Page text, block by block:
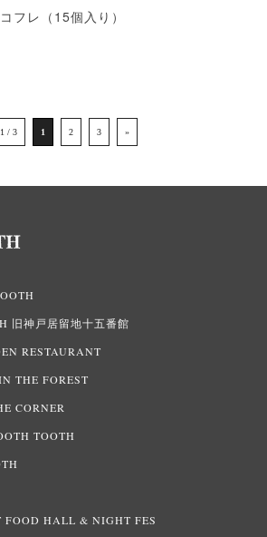
フレ（15個入り）
1 / 3 1 2 3 »
旧神戸居留地十五番館
RESTAURANT
THE FOREST
CORNER
TOOTH
FOOD HALL & NIGHT FES